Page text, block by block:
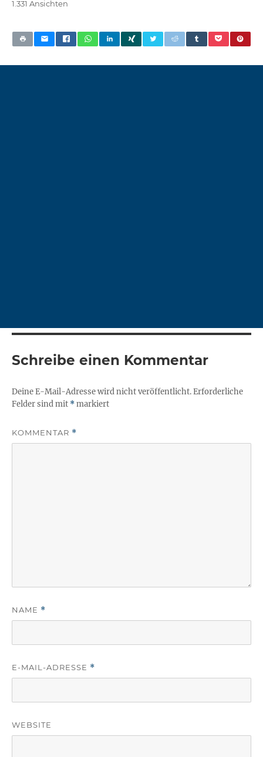
1.331 Ansichten
Schreibe einen Kommentar
Deine E-Mail-Adresse wird nicht veröffentlicht.Erforderliche
Felder sind mit *markiert
KOMMENTAR *
NAME *
E-MAIL-ADRESSE *
WEBSITE